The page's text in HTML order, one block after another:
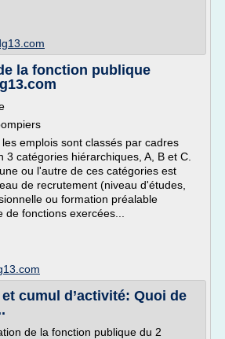
la fonction publique
emplois sont classés par cadres
3 catégories hiérarchiques, A, B et C.
ou l'autre de ces catégories est
de recrutement (niveau d'études,
ou formation préalable
fonctions exercées...
cumul d’activité: Quoi de
de la fonction publique du 2